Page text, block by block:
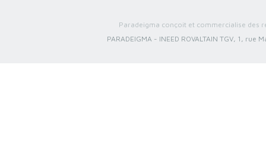
Paradeigma conçoit et commercialise des
PARADEIGMA - INEED ROVALTAIN TGV, 1, rue